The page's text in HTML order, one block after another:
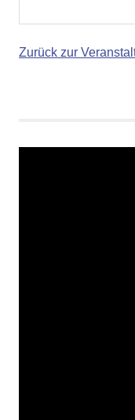
Zurück zur